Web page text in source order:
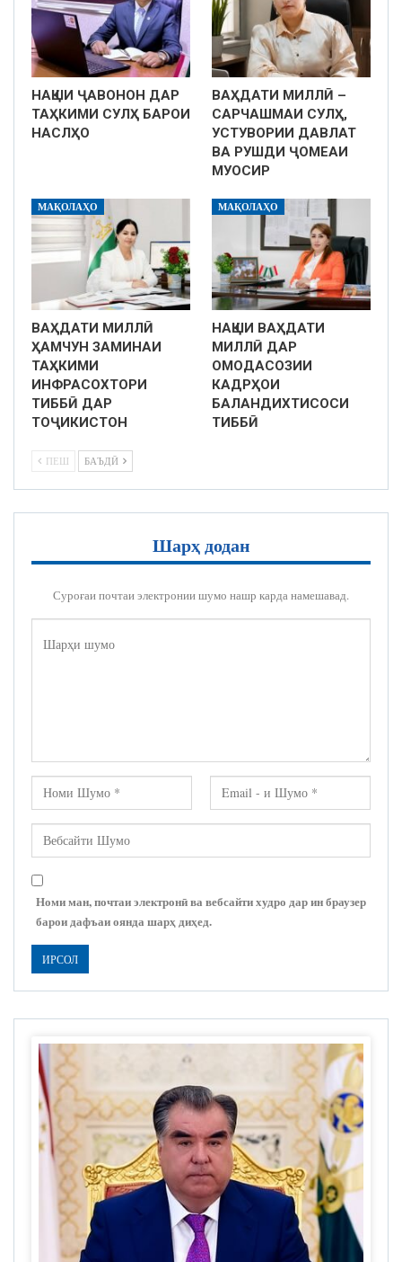
НАҚШИ ҶАВОНОН ДАР
ТАҲКИМИ СУЛҲ БАРОИ
НАСЛҲО
ВАҲДАТИ МИЛЛӢ –
САРЧАШМАИ СУЛҲ,
УСТУВОРИИ ДАВЛАТ
ВА РУШДИ ҶОМЕАИ
МУОСИР
МАҚОЛАҲО
ВАҲДАТИ МИЛЛӢ
ҲАМЧУН ЗАМИНАИ
ТАҲКИМИ
ИНФРАСОХТОРИ
ТИББӢ ДАР
ТОҶИКИСТОН
МАҚОЛАҲО
НАҚШИ ВАҲДАТИ
МИЛЛӢ ДАР
ОМОДАСОЗИИ
КАДРҲОИ
БАЛАНДИХТИСОСИ
ТИББӢ
ПЕШ БАЪДӢ
Шарҳ додан
Суроғаи почтаи электронии шумо нашр карда намешавад.
Номи ман, почтаи электронӣ ва вебсайти худро дар ин браузер
барои дафъаи оянда шарҳ диҳед.